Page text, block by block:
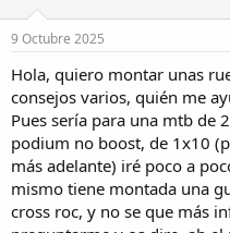
n
i
o
9 Octubre 2025
Hola, quiero montar unas
consejos varios, quién me
Pues sería para una mtb de
podium no boost, de 1x10
más adelante) iré poco a
mismo tiene montada una
cross roc, y no se que más